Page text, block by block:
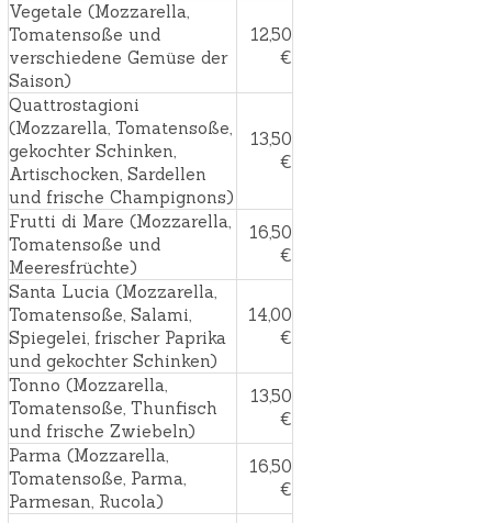
Vegetale (Mozzarella,
Tomatensoße und
verschiedene Gemüse der
Saison)
12,50
€
Quattrostagioni
(Mozzarella, Tomatensoße,
gekochter Schinken,
Artischocken, Sardellen
und frische Champignons)
13,50
€
Frutti di Mare (Mozzarella,
Tomatensoße und
Meeresfrüchte)
16,50
€
Santa Lucia (Mozzarella,
Tomatensoße, Salami,
Spiegelei, frischer Paprika
und gekochter Schinken)
14,00
€
Tonno (Mozzarella,
Tomatensoße, Thunfisch
und frische Zwiebeln)
13,50
€
Parma (Mozzarella,
Tomatensoße, Parma,
Parmesan, Rucola)
16,50
€